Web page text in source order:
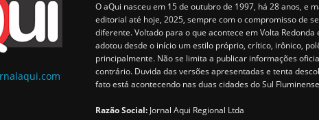
O aQui nasceu em 15 de outubro de 1997, há 28 anos, e
editorial até hoje, 2025, sempre com o compromisso de
diferente. Voltado para o que acontece em Volta Redonda
adotou desde o início um estilo próprio, crítico, irônico,
principalmente. Não se limita a publicar informações
contrário. Duvida das versões apresentadas e tenta
fato está acontecendo nas duas cidades do Sul
Razão Social: Jornal Aqui Regional Ltda